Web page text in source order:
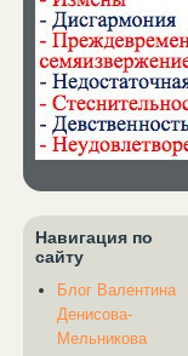
Навигация по
сайту
Блог Валентина
Денисова-
Мельникова